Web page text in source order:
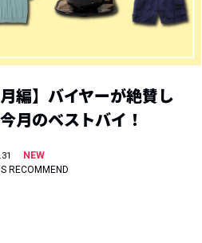
月編】バイヤーが絶賛し
月のベストバイ！
NEW
RECOMMEND